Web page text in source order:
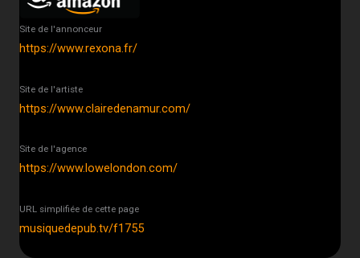
Site de l'annonceur
https://www.rexona.fr/
Site de l'artiste
https://www.clairedenamur.com/
Site de l'agence
https://www.lowelondon.com/
URL simplifiée de cette page
musiquedepub.tv/f1755